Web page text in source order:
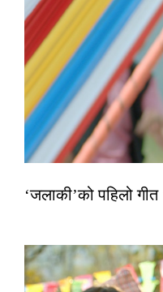
‘जलाकी’को पहिलो